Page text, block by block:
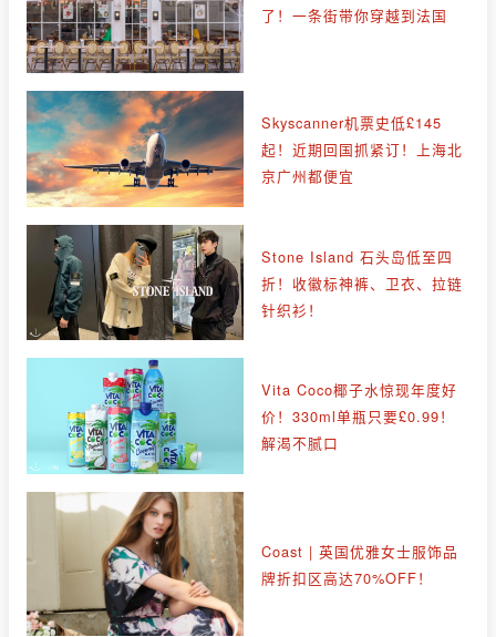
了！一条街带你穿越到法国
Skyscanner机票史低£145
起！近期回国抓紧订！上海北
京广州都便宜
Stone Island 石头岛低至四
折！收徽标神裤、卫衣、拉链
针织衫！
Vita Coco椰子水惊现年度好
价！330ml单瓶只要£0.99！
解渴不腻口
Coast | 英国优雅女士服饰品
牌折扣区高达70%OFF！